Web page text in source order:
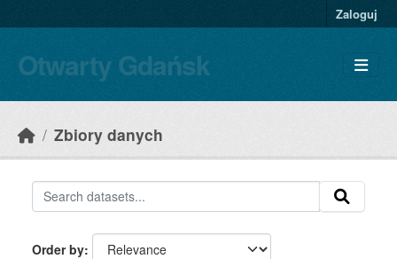
Zaloguj
Otwarty Gdańsk
Zbiory danych
Order by